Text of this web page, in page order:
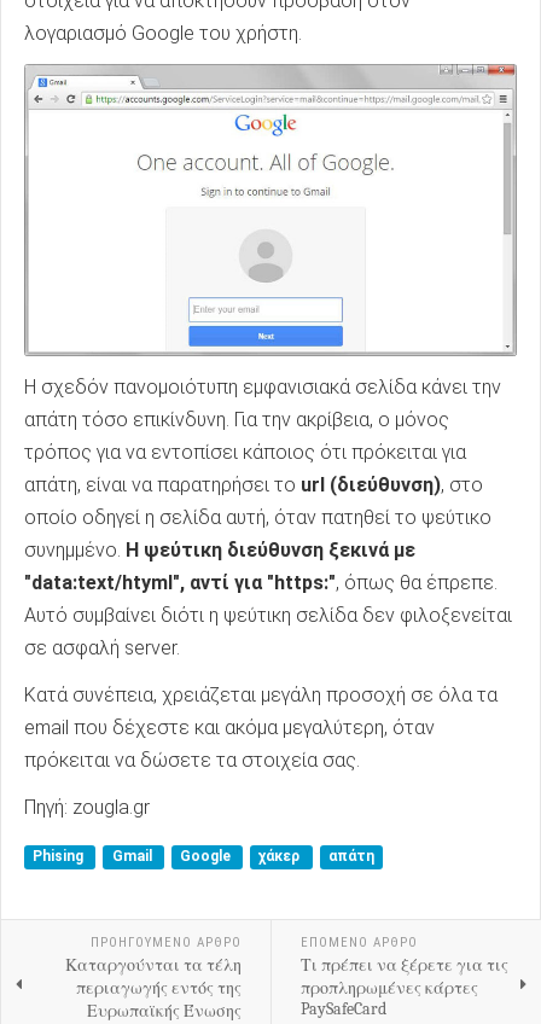
λογαριασμό Google του χρήστη.
Η σχεδόν πανομοιότυπη εμφανισιακά σελίδα κάνει την
απάτη τόσο επικίνδυνη. Για την ακρίβεια, ο μόνος
τρόπος για να εντοπίσει κάποιος ότι πρόκειται για
απάτη, είναι να παρατηρήσει το url (διεύθυνση), στο
οποίο οδηγεί η σελίδα αυτή, όταν πατηθεί το ψεύτικο
συνημμένο. Η ψεύτικη διεύθυνση ξεκινά με
"data:text/htyml", αντί για "https:", όπως θα έπρεπε.
Αυτό συμβαίνει διότι η ψεύτικη σελίδα δεν φιλοξενείται
σε ασφαλή server.
Κατά συνέπεια, χρειάζεται μεγάλη προσοχή σε όλα τα
email που δέχεστε και ακόμα μεγαλύτερη, όταν
πρόκειται να δώσετε τα στοιχεία σας.
Πηγή: zougla.gr
Phising Gmail Google χάκερ απάτη
ΠΡΟΗΓΟΎΜΕΝΟ ΑΡΘΡΟ
Καταργούνται τα τέλη
περιαγωγής εντός της
Ευρωπαϊκής Ένωσης
ΕΠΟΜΕΝΟ ΑΡΘΡΟ
Τι πρέπει να ξέρετε για τις
προπληρωμένες κάρτες
PaySafeCard